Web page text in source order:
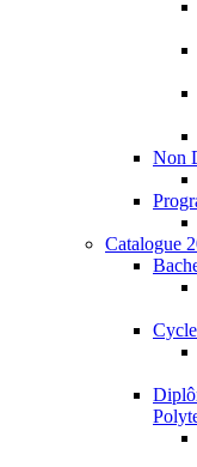
Non
Catalogue